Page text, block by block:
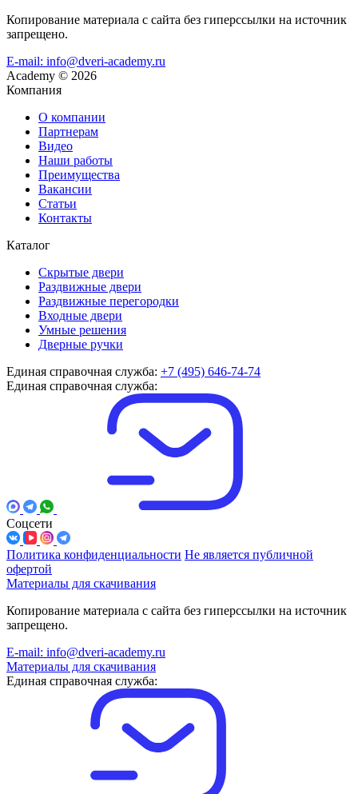
Копирование материала с сайта без гиперссылки на источник
запрещено.
E-mail: info@dveri-academy.ru
Academy © 2026
Компания
О компании
Партнерам
Видео
Наши работы
Преимущества
Вакансии
Статьи
Контакты
Каталог
Скрытые двери
Раздвижные двери
Раздвижные перегородки
Входные двери
Умные решения
Дверные ручки
Единая справочная служба: +7 (495) 646-74-74
Единая справочная служба:
Соцсети
Политика конфиденциальности Не является публичной
офертой
Материалы для скачивания
Копирование материала с сайта без гиперссылки на источник
запрещено.
E-mail: info@dveri-academy.ru
Материалы для скачивания
Единая справочная служба: